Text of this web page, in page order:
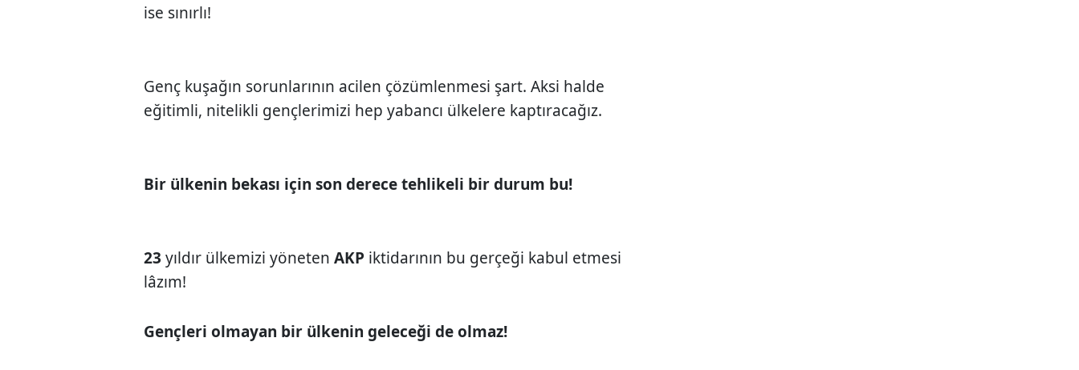
ise sınırlı!
Genç kuşağın sorunlarının acilen çözümlenmesi şart. Aksi halde
eğitimli, nitelikli gençlerimizi hep yabancı ülkelere kaptıracağız.
Bir ülkenin bekası için son derece tehlikeli bir durum bu!
23 yıldır ülkemizi yönetenAKP iktidarının bu gerçeği kabul etmesi
lâzım!
Gençleri olmayan bir ülkenin geleceği de olmaz!